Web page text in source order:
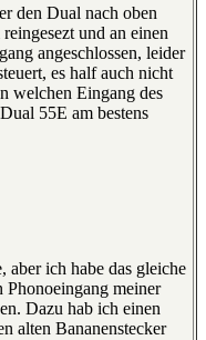
den Dual nach oben
und an einen
angeschlossen, leider
es half auch nicht
welchen Eingang des
55E am bestens
ich habe das gleiche
Phonoeingang meiner
Dazu hab ich einen
alten Bananenstecker